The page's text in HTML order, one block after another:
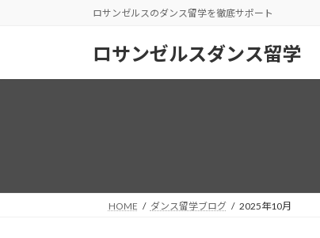
ロサンゼルスのダンス留学を徹底サポート
ロサンゼルスダンス留学
HOME ダンス留学ブログ 2025年10月